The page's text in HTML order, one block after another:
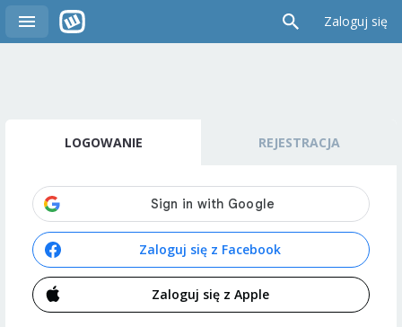
Zaloguj się
LOGOWANIE REJESTRACJA
Zaloguj się z Facebook
Zaloguj się z Apple